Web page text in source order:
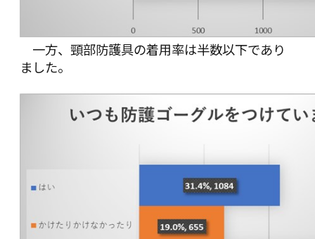
一方、頸部防護具の着用率は半数以下であり
ました。